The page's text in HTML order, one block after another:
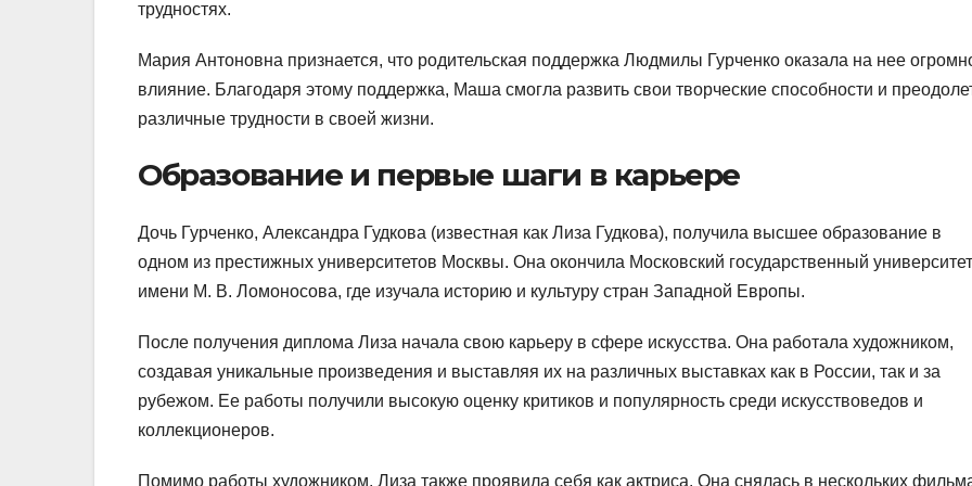
трудностях.
Мария Антоновна признается, что родительская поддержка Людмилы Гурченко оказала на нее
влияние. Благодаря этому поддержка, Маша смогла развить свои творческие способности и
различные трудности в своей жизни.
Образование и первые шаги в карьере
Дочь Гурченко, Александра Гудкова (известная как Лиза Гудкова), получила высшее образование в
одном из престижных университетов Москвы. Она окончила Московский государственный университет
имени М. В. Ломоносова, где изучала историю и культуру стран Западной Европы.
После получения диплома Лиза начала свою карьеру в сфере искусства. Она работала художником,
создавая уникальные произведения и выставляя их на различных выставках как в России, так и за
рубежом. Ее работы получили высокую оценку критиков и популярность среди искусствоведов и
коллекционеров.
Помимо работы художником, Лиза также проявила себя как актриса. Она снялась в нескольких